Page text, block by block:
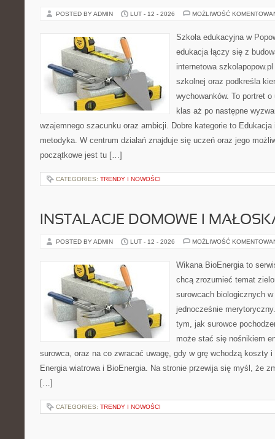
POSTED BY ADMIN LUT - 12 - 2026 MOŻLIWOŚĆ
Szkoła edukacyjna w
edukacja łączy się z
internetowa
szkolnej oraz podkreśla
wychowanków. To portret
klas aż po następne
wzajemnego szacunku oraz ambicji. Dobre kategorie to
metodyka. W centrum działań znajduje się uczeń oraz jego
początkowe jest tu […]
CATEGORIES: TRENDY I NOWOŚCI
INSTALACJE DOMOWE I
POSTED BY ADMIN LUT - 12 - 2026 MOŻLIWOŚĆ
Wikana BioEnergia to
chcą zrozumieć temat
surowcach biologicznych
jednocześnie
tym, jak surowce
może stać się nośnikiem
surowca, oraz na co zwracać uwagę, gdy w grę wchodzą koszty
Energia wiatrowa i BioEnergia. Na stronie przewija się myśl, że
[…]
CATEGORIES: TRENDY I NOWOŚCI